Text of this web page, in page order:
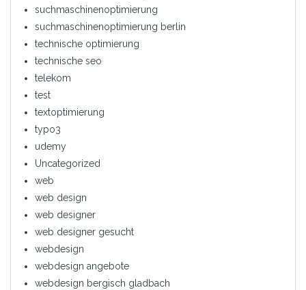
suchmaschinenoptimierung
suchmaschinenoptimierung berlin
technische optimierung
technische seo
telekom
test
textoptimierung
typo3
udemy
Uncategorized
web
web design
web designer
web designer gesucht
webdesign
webdesign angebote
webdesign bergisch gladbach